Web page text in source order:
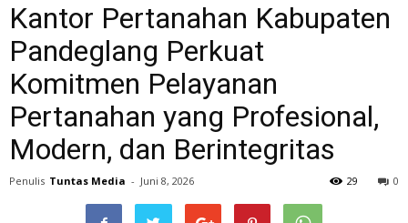
Kantor Pertanahan Kabupaten
Pandeglang Perkuat
Komitmen Pelayanan
Pertanahan yang Profesional,
Modern, dan Berintegritas
Penulis Tuntas Media - Juni 8, 2026 0
29